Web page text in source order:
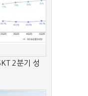
2분기 성